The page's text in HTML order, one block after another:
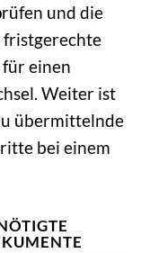
und die
fristgerechte
einen
Weiter ist
übermittelnde
bei einem